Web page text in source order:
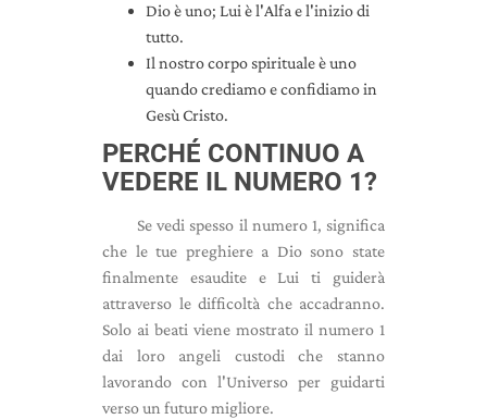
Dio è uno; Lui è l'Alfa e l'inizio di
tutto.
Il nostro corpo spirituale è uno
quando crediamo e confidiamo in
Gesù Cristo.
PERCHÉ CONTINUO A
VEDERE IL NUMERO 1?
Se vedi spesso il numero 1, significa
che le tue preghiere a Dio sono state
finalmente esaudite e Lui ti guiderà
attraverso le difficoltà che accadranno.
Solo ai beati viene mostrato il numero 1
dai loro angeli custodi che stanno
lavorando con l'Universo per guidarti
verso un futuro migliore.